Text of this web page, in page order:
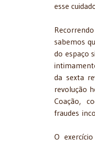
esse
sabemos
do espaço
da sexta
revolução
Coação,
fraudes
O